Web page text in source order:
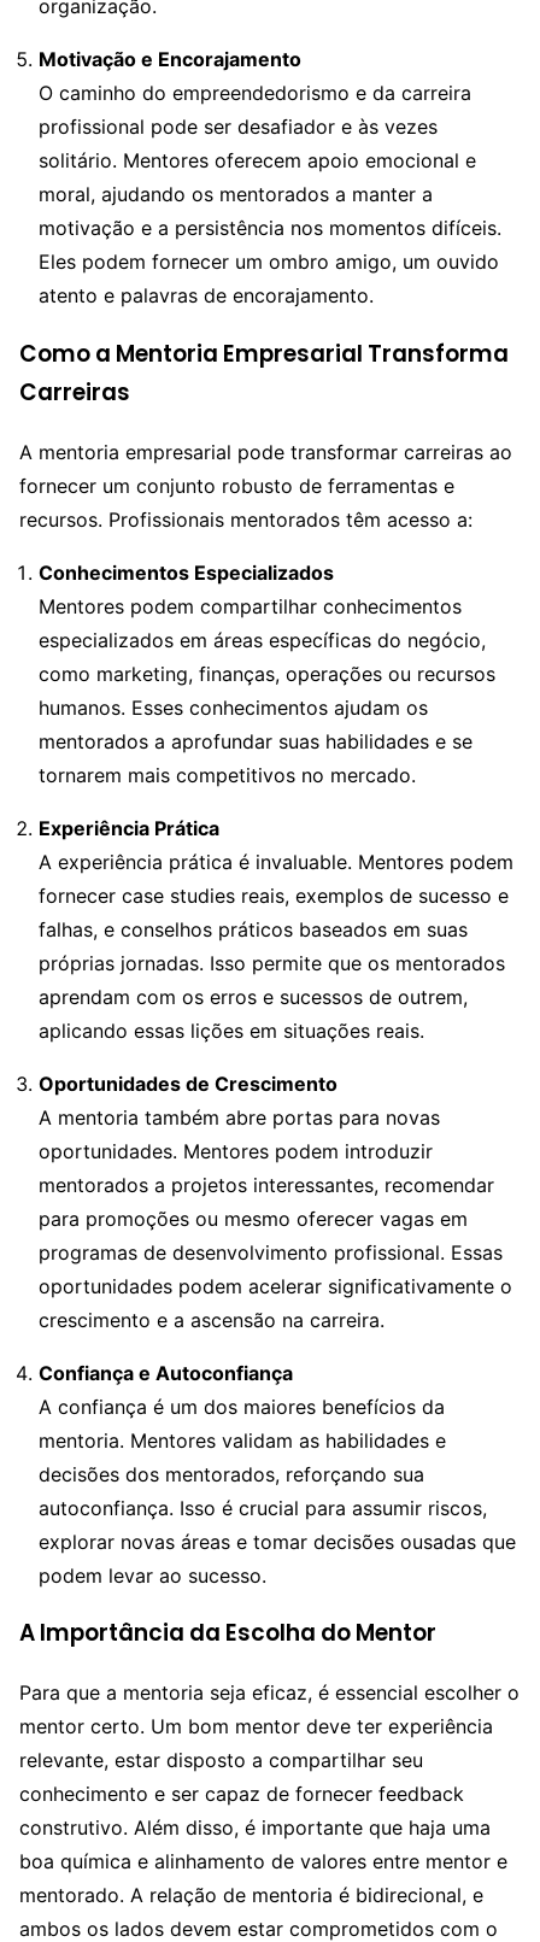
organização.
Motivação e Encorajamento
O caminho do empreendedorismo e da carreira
profissional pode ser desafiador e às vezes
solitário. Mentores oferecem apoio emocional e
moral, ajudando os mentorados a manter a
motivação e a persistência nos momentos difíceis.
Eles podem fornecer um ombro amigo, um ouvido
atento e palavras de encorajamento.
Como a Mentoria Empresarial Transforma
Carreiras
A mentoria empresarial pode transformar carreiras ao
fornecer um conjunto robusto de ferramentas e
recursos. Profissionais mentorados têm acesso a:
Conhecimentos Especializados
Mentores podem compartilhar conhecimentos
especializados em áreas específicas do negócio,
como marketing, finanças, operações ou recursos
humanos. Esses conhecimentos ajudam os
mentorados a aprofundar suas habilidades e se
tornarem mais competitivos no mercado.
Experiência Prática
A experiência prática é invaluable. Mentores podem
fornecer case studies reais, exemplos de sucesso e
falhas, e conselhos práticos baseados em suas
próprias jornadas. Isso permite que os mentorados
aprendam com os erros e sucessos de outrem,
aplicando essas lições em situações reais.
Oportunidades de Crescimento
A mentoria também abre portas para novas
oportunidades. Mentores podem introduzir
mentorados a projetos interessantes, recomendar
para promoções ou mesmo oferecer vagas em
programas de desenvolvimento profissional. Essas
oportunidades podem acelerar significativamente o
crescimento e a ascensão na carreira.
Confiança e Autoconfiança
A confiança é um dos maiores benefícios da
mentoria. Mentores validam as habilidades e
decisões dos mentorados, reforçando sua
autoconfiança. Isso é crucial para assumir riscos,
explorar novas áreas e tomar decisões ousadas que
podem levar ao sucesso.
A Importância da Escolha do Mentor
Para que a mentoria seja eficaz, é essencial escolher o
mentor certo. Um bom mentor deve ter experiência
relevante, estar disposto a compartilhar seu
conhecimento e ser capaz de fornecer feedback
construtivo. Além disso, é importante que haja uma
boa química e alinhamento de valores entre mentor e
mentorado. A relação de mentoria é bidirecional, e
ambos os lados devem estar comprometidos com o